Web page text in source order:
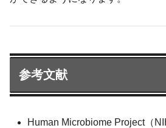
参考文献
Human Microbiome Project（